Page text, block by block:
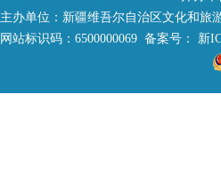
主办单位：新疆维吾尔自治区文化和
网站标识码：6500000069 备案号： 新